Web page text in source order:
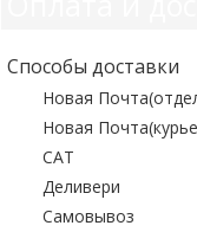
Способы доставки
Новая
Новая
САТ
Деливери
Самовывоз